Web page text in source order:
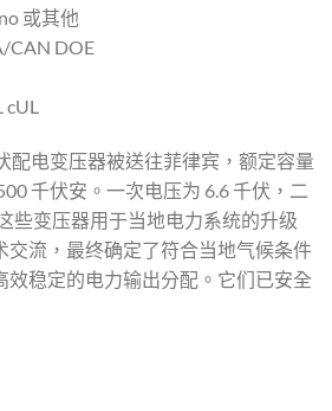
或其他
CAN DOE
cUL
配电变压器被送往菲律宾，额定容量
千伏安。一次电压为 6.6 千伏，二
些变压器用于当地电力系统的升级
交流，最终确定了符合当地气候条件
效稳定的电力输出分配。它们已安全